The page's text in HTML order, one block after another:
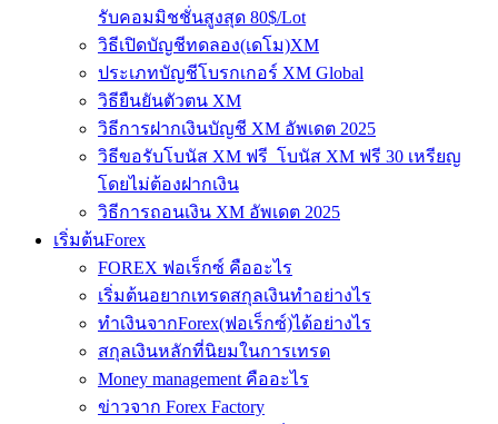
รับคอมมิชชั่นสูงสุด 80$/Lot
วิธีเปิดบัญชีทดลอง(เดโม)XM
ประเภทบัญชีโบรกเกอร์ XM Global
วิธียืนยันตัวตน XM
วิธีการฝากเงินบัญชี XM อัพเดต 2025
วิธีขอรับโบนัส XM ฟรี โบนัส XM ฟรี 30 เหรียญ
โดยไม่ต้องฝากเงิน
วิธีการถอนเงิน XM อัพเดต 2025
เริ่มต้นForex
FOREX ฟอเร็กซ์ คืออะไร
เริ่มต้นอยากเทรดสกุลเงินทำอย่างไร
ทำเงินจากForex(ฟอเร็กซ์)ได้อย่างไร
สกุลเงินหลักที่นิยมในการเทรด
Money management คืออะไร
ข่าวจาก Forex Factory